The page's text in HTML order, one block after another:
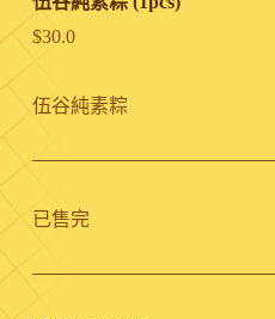
$30.0
伍谷純素粽
已售完